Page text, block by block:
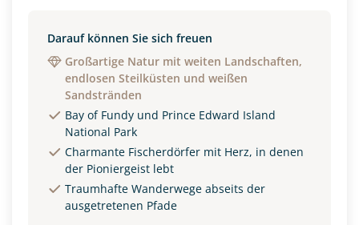
Darauf können Sie sich freuen
Großartige Natur mit weiten Landschaften,
endlosen Steilküsten und weißen
Sandstränden
Bay of Fundy und Prince Edward Island
National Park
Charmante Fischerdörfer mit Herz, in denen
der Pioniergeist lebt
Traumhafte Wanderwege abseits der
ausgetretenen Pfade